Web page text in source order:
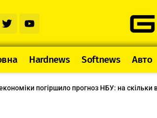
Hardnews Softnews Авто
погіршило прогноз НБУ: на скільки